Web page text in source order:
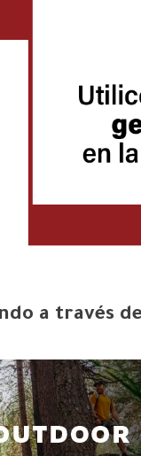
a través